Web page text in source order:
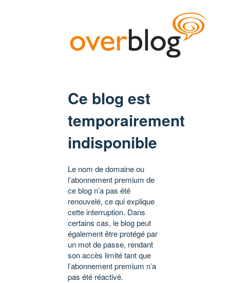
Ce blog est
temporairement
indisponible
Le nom de domaine ou
l’abonnement premium de
ce blog n’a pas été
renouvelé, ce qui explique
cette interruption. Dans
certains cas, le blog peut
également être protégé par
un mot de passe, rendant
son accès limité tant que
l’abonnement premium n’a
pas été réactivé.